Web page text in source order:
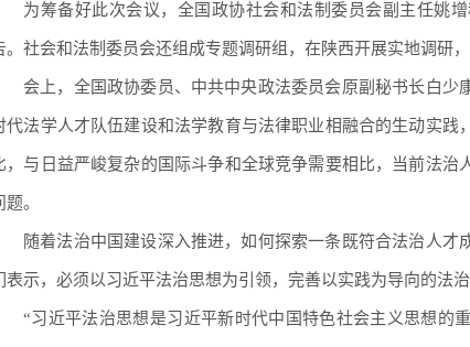
为筹备好此次会议，全国政协社会和法制委员会副主任姚
。社会和法制委员会还组成专题调研组，在陕西开展实地调研
会上，全国政协委员、中共中央政法委员会原副秘书长白
代法学人才队伍建设和法学教育与法律职业相融合的生动实
，与日益严峻复杂的国际斗争和全球竞争需要相比，当前法
题。
随着法治中国建设深入推进，如何探索一条既符合法治人
表示，必须以习近平法治思想为引领，完善以实践为导向的法治
“习近平法治思想是习近平新时代中国特色社会主义思想的